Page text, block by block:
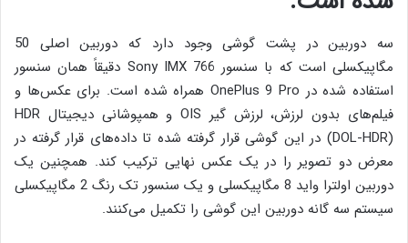
سه دوربین در پشت گوشی وجود دارد که دوربین اصلی 50
مگاپیکسلی است که با سنسور Sony IMX 766 دقیقاً همان سنسور
استفاده شده در OnePlus 9 Pro همراه شده است. برای عکس‌ها و
فیلم‌های بدون لرزش، لرزش گیر OIS و همپوشانی دیجیتال HDR
(DOL-HDR) در این گوشی قرار گرفته شده تا داده‌های قرار گرفته در
معرض دو تصویر را در یک عکس نهایی ترکیب کند. همچنین یک
دوربین اولترا واید 8 مگاپیکسلی و یک سنسور تک رنگ 2 مگاپیکسلی
سیستم سه گانه دوربین این گوشی را تکمیل می‌کنند.